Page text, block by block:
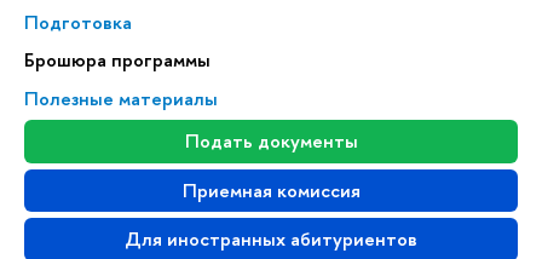
Подготовка
Брошюра программы
Полезные материалы
Подать документы
Приемная комиссия
Для иностранных абитуриентов